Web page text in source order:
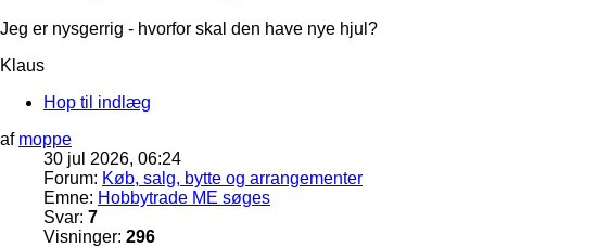
Jeg er nysgerrig - hvorfor skal den have nye hjul?
Klaus
Hop til indlæg
af moppe
30 jul 2026, 06:24
Forum: Køb, salg, bytte og arrangementer
Emne: Hobbytrade ME søges
Svar: 7
Visninger: 296